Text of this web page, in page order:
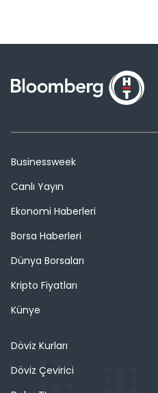
Businessweek
Canlı Yayın
Ekonomi Haberleri
Borsa Haberleri
Dünya Borsaları
Kripto Fiyatları
Künye
Döviz Kurları
Döviz Çevirici